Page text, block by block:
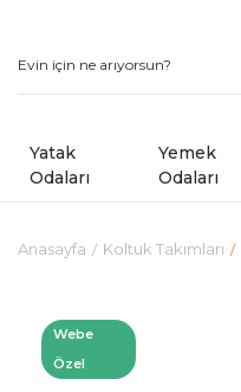
Yatak
Odaları
Country Yatak Odaları
Yemek
Odaları
Anasayfa Koltuk Takımları
Webe
Özel